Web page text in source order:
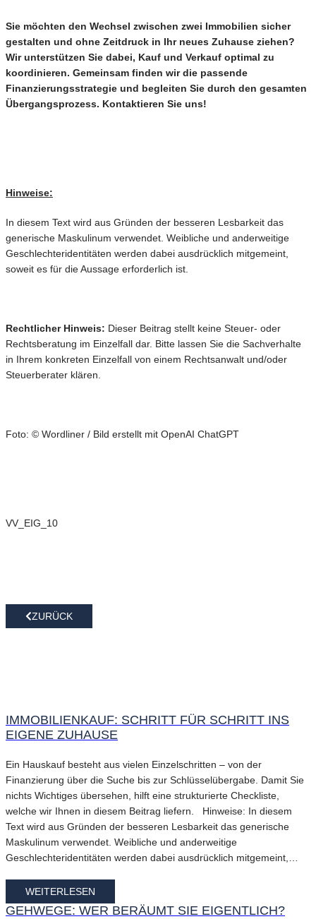
Sie möchten den Wechsel zwischen zwei Immobilien sicher
gestalten und ohne Zeitdruck in Ihr neues Zuhause ziehen?
Wir unterstützen Sie dabei, Kauf und Verkauf optimal zu
koordinieren. Gemeinsam finden wir die passende
Finanzierungsstrategie und begleiten Sie durch den gesamten
Übergangsprozess. Kontaktieren Sie uns!
Hinweise:
In diesem Text wird aus Gründen der besseren Lesbarkeit das
generische Maskulinum verwendet. Weibliche und anderweitige
Geschlechteridentitäten werden dabei ausdrücklich mitgemeint,
soweit es für die Aussage erforderlich ist.
Rechtlicher Hinweis: Dieser Beitrag stellt keine Steuer- oder
Rechtsberatung im Einzelfall dar. Bitte lassen Sie die Sachverhalte
in Ihrem konkreten Einzelfall von einem Rechtsanwalt und/oder
Steuerberater klären.
Foto: © Wordliner / Bild erstellt mit OpenAI ChatGPT
VV_EIG_10
ZURÜCK
IMMOBILIENKAUF: SCHRITT FÜR SCHRITT INS
EIGENE ZUHAUSE
Ein Hauskauf besteht aus vielen Einzelschritten – von der
Finanzierung über die Suche bis zur Schlüsselübergabe. Damit Sie
nichts Wichtiges übersehen, hilft eine strukturierte Checkliste,
welche wir Ihnen in diesem Beitrag liefern. Hinweise: In diesem
Text wird aus Gründen der besseren Lesbarkeit das generische
Maskulinum verwendet. Weibliche und anderweitige
Geschlechteridentitäten werden dabei ausdrücklich mitgemeint,…
WEITERLESEN
GEHWEGE: WER BERÄUMT SIE EIGENTLICH?